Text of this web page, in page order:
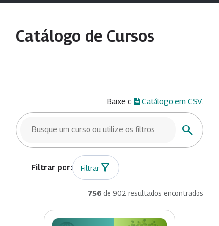
Catálogo de Cursos
Baixe o Catálogo em CSV.
BUSCAR CURSOS
Buscar
Filtrar
756 de 902 resultados encontrados